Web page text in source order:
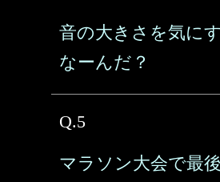
音の大きさを気にす
なーんだ？
Q.5
マラソン大会で最